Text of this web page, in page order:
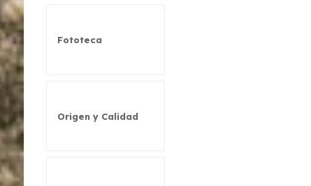
Fototeca
Origen y Calidad